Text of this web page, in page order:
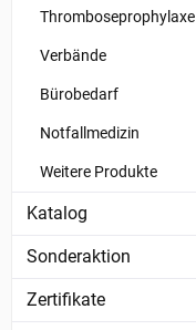
Thromboseprophylaxe
Verbände
Bürobedarf
Notfallmedizin
Weitere Produkte
Katalog
Sonderaktion
Zertifikate